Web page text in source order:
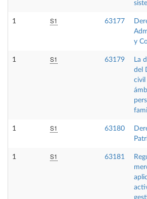
1 S1 63177
y
1 S1 63179
La
del
civil
1 S1 63180
1 S1 63181